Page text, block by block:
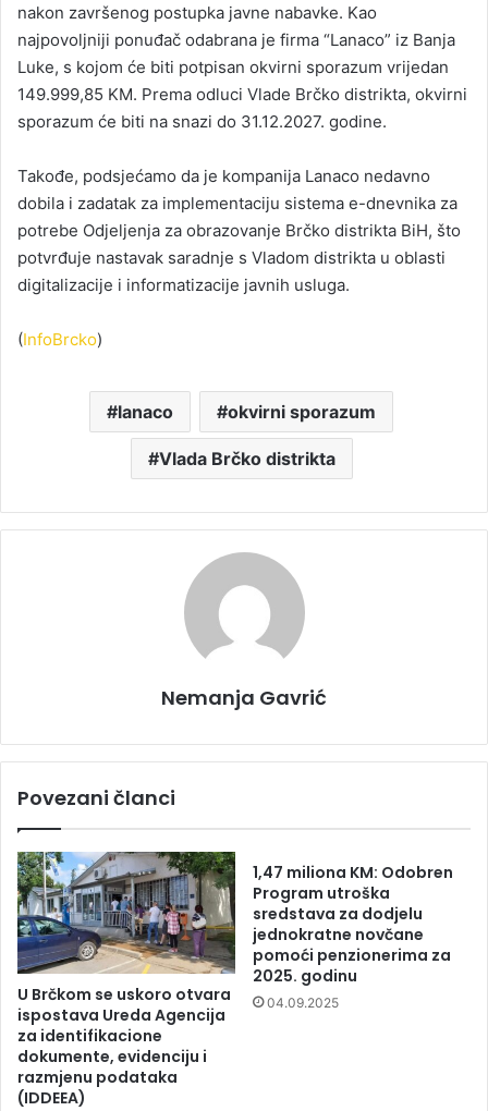
m
nakon završenog postupka javne nabavke. Kao
najpovoljniji ponuđač odabrana je firma “Lanaco” iz Banja
Luke, s kojom će biti potpisan okvirni sporazum vrijedan
149.999,85 KM. Prema odluci Vlade Brčko distrikta, okvirni
sporazum će biti na snazi do 31.12.2027. godine.
Takođe, podsjećamo da je kompanija Lanaco nedavno
dobila i zadatak za implementaciju sistema e-dnevnika za
potrebe Odjeljenja za obrazovanje Brčko distrikta BiH, što
potvrđuje nastavak saradnje s Vladom distrikta u oblasti
digitalizacije i informatizacije javnih usluga.
(InfoBrcko)
lanaco okvirni sporazum
Vlada Brčko distrikta
Nemanja Gavrić
Povezani članci
U Brčkom se uskoro otvara
ispostava Ureda Agencija
za identifikacione
dokumente, evidenciju i
razmjenu podataka
(IDDEEA)
1,47 miliona KM: Odobren
Program utroška
sredstava za dodjelu
jednokratne novčane
pomoći penzionerima za
2025. godinu
04.09.2025